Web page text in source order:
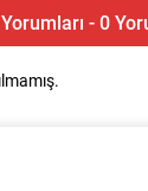
- 0